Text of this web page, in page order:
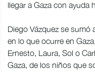
llegar a Gaza con ayuda
Diego Vázquez se sumó
en lo que ocurre en
Ernesto, Laura, Sol o
Gaza, de los niños que